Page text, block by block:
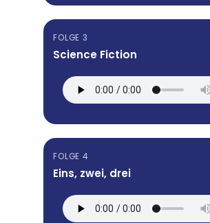
FOLGE 3
Science Fiction
FOLGE 4
Eins, zwei, drei